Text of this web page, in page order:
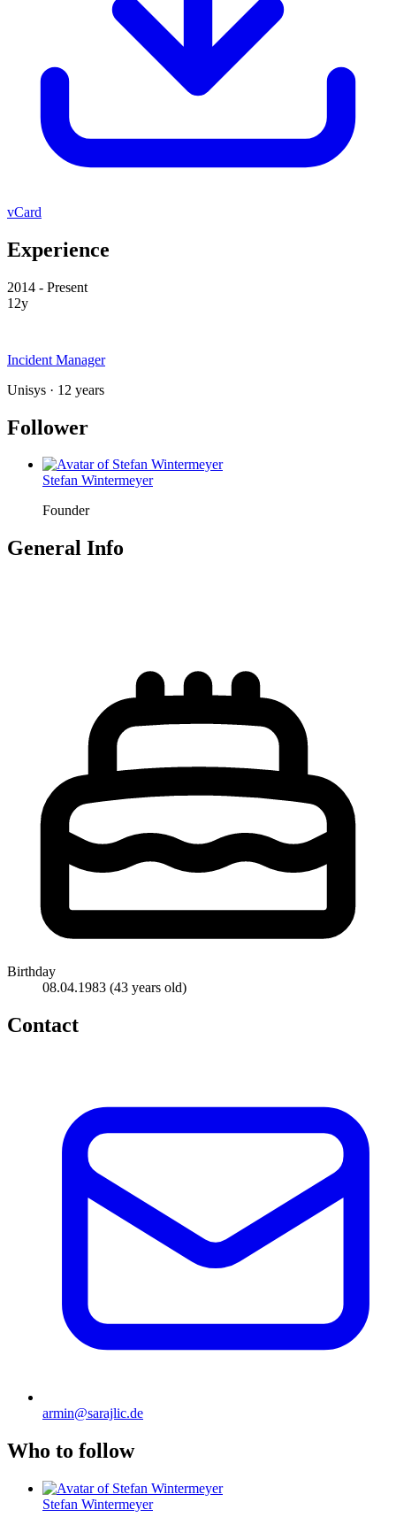
vCard
Experience
2014 - Present
12y
Incident Manager
Unisys · 12 years
Follower
Stefan Wintermeyer
Founder
General Info
Birthday
08.04.1983 (43 years old)
Contact
armin@sarajlic.de
Who to follow
Stefan Wintermeyer